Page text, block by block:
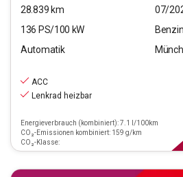
28.839 km
07/
136 PS/100 kW
Benzin
Automatik
ACC
Lenkrad heizbar
Energieverbrauch (kombiniert): 7.1 l/100km
CO₂-Emissionen kombiniert: 159 g/km
CO₂-Klasse: